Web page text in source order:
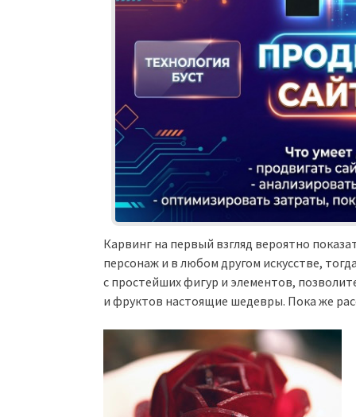
Карвинг на первый взгляд вероятно
персонаж и в любом другом искусстве,
с простейших фигур и элементов,
и фруктов настоящие шедевры. Пока же